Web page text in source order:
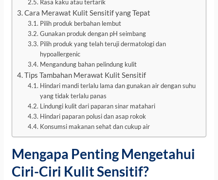
Rasa kaku atau tertarik
Cara Merawat Kulit Sensitif yang Tepat
Pilih produk berbahan lembut
Gunakan produk dengan pH seimbang
Pilih produk yang telah teruji dermatologi dan
hypoallergenic
Mengandung bahan pelindung kulit
Tips Tambahan Merawat Kulit Sensitif
Hindari mandi terlalu lama dan gunakan air dengan suhu
yang tidak terlalu panas
Lindungi kulit dari paparan sinar matahari
Hindari paparan polusi dan asap rokok
Konsumsi makanan sehat dan cukup air
Mengapa Penting Mengetahui
Ciri-Ciri Kulit Sensitif?